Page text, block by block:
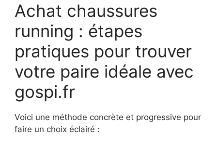
Achat chaussures
running : étapes
pratiques pour trouver
votre paire idéale avec
gospi.fr
Voici une méthode concrète et progressive pour
faire un choix éclairé :